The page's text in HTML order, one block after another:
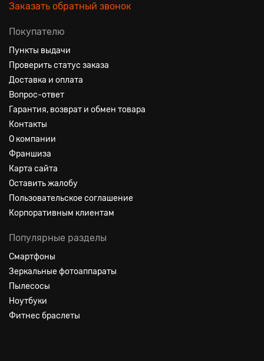
Заказать обратный звонок
Покупателю
Пункты выдачи
Проверить статус заказа
Доставка и оплата
Вопрос-ответ
Гарантия, возврат и обмен товара
Контакты
О компании
Франшиза
Карта сайта
Оставить жалобу
Пользовательское соглашение
Корпоративным клиентам
Популярные разделы
Смартфоны
Зеркальные фотоаппараты
Пылесосы
Ноутбуки
Фитнес браслеты